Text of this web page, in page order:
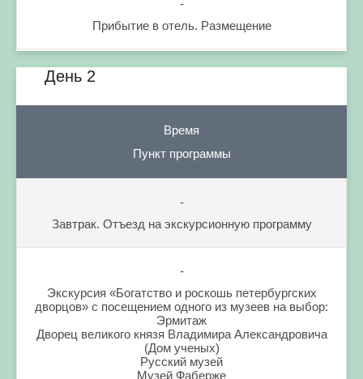
-
Прибытие в отель. Размещение
День 2
Время
Пункт программы
-
Завтрак. Отъезд на экскурсионную программу
-
Экскурсия «Богатство и роскошь петербургских
дворцов» с посещением одного из музеев на выбор:
Эрмитаж
Дворец великого князя Владимира Александровича
(Дом ученых)
Русский музей
Музей Фаберже